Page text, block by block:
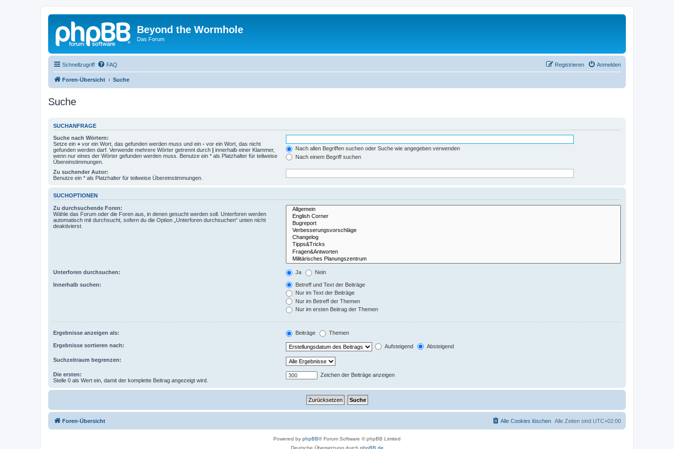
Beyond the Wormhole
Das Forum
Schnellzugriff FAQ Anmelden
Registrieren
Foren-Übersicht Suche
Suche
SUCHANFRAGE
Suche nach Wörtern:
Setze ein + vor ein Wort, das gefunden werden muss und ein - vor ein Wort, das nicht
gefunden werden darf. Verwende mehrere Wörter getrennt durch | innerhalb einer Klammer,
wenn nur eines der Wörter gefunden werden muss. Benutze ein * als Platzhalter für teilweise
Übereinstimmungen.
Nach allen Begriffen suchen oder Suche wie angegeben verwenden
Nach einem Begriff suchen
Zu suchender Autor:
Benutze ein * als Platzhalter für teilweise Übereinstimmungen.
SUCHOPTIONEN
Zu durchsuchende Foren:
Wähle das Forum oder die Foren aus, in denen gesucht werden soll. Unterforen werden
automatisch mit durchsucht, sofern du die Option „Unterforen durchsuchen“ unten nicht
deaktivierst.
Unterforen durchsuchen: Ja Nein
Innerhalb suchen:
Betreff und Text der Beiträge
Nur im Text der Beiträge
Nur im Betreff der Themen
Nur im ersten Beitrag der Themen
Ergebnisse anzeigen als: Beiträge Themen
Ergebnisse sortieren nach: Aufsteigend Absteigend
Suchzeitraum begrenzen:
Die ersten:
Stelle 0 als Wert ein, damit der komplette Beitrag angezeigt wird.
Zeichen der Beiträge anzeigen
Foren-Übersicht Alle Zeiten sind UTC+02:00
Alle Cookies löschen
Powered by phpBB® Forum Software © phpBB Limited
Deutsche Übersetzung durch phpBB.de